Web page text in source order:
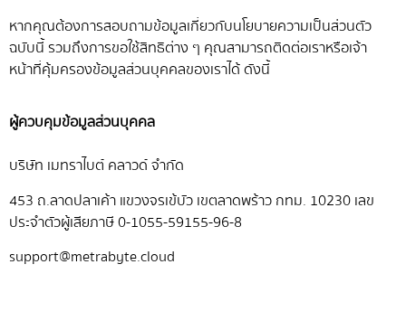
หากคุณต้องการสอบถามข้อมูลเกี่ยวกับนโยบายความเป็นส่วนตัว
ฉบับนี้ รวมถึงการขอใช้สิทธิต่าง ๆ คุณสามารถติดต่อเราหรือเจ้า
หน้าที่คุ้มครองข้อมูลส่วนบุคคลของเราได้ ดังนี้
ผู้ควบคุมข้อมูลส่วนบุคคล
บริษัท เมทราไบต์ คลาวด์ จำกัด
453 ถ.ลาดปลาเค้า แขวงจรเข้บัว เขตลาดพร้าว กทม. 10230 เลข
ประจำตัวผู้เสียภาษี 0-1055-59155-96-8
support@metrabyte.cloud